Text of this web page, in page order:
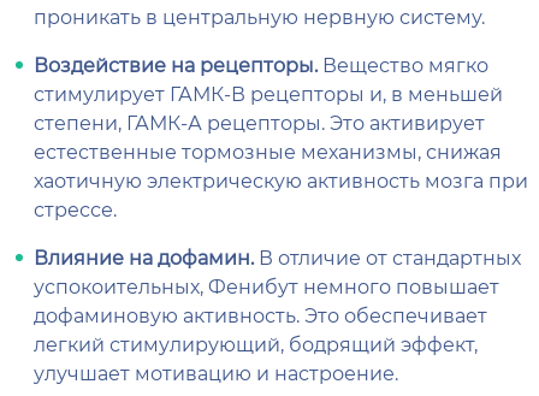
проникать в центральную нервную систему.
Воздействие на рецепторы.Вещество мягко
стимулирует ГАМК-В рецепторы и, в меньшей
степени, ГАМК-А рецепторы. Это активирует
естественные тормозные механизмы, снижая
хаотичную электрическую активность мозга при
стрессе.
Влияние на дофамин.В отличие от стандартных
успокоительных, Фенибут немного повышает
дофаминовую активность. Это обеспечивает
легкий стимулирующий, бодрящий эффект,
улучшает мотивацию и настроение.